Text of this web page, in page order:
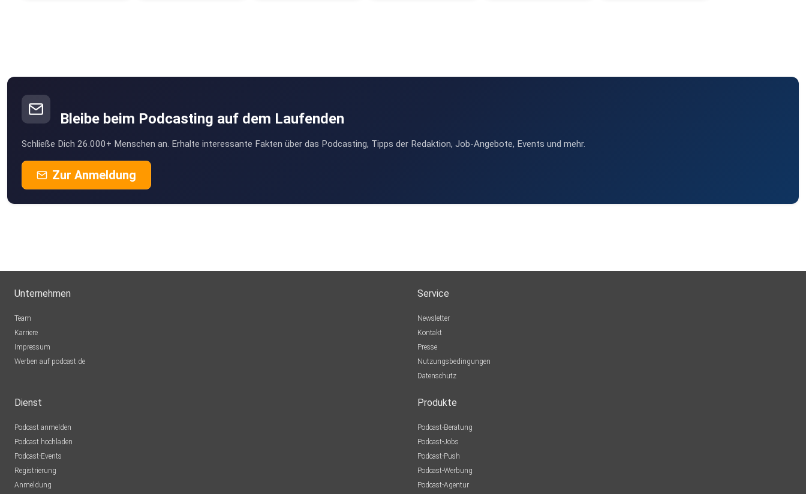
Bleibe beim Podcasting auf dem Laufenden
Schließe Dich 26.000+ Menschen an. Erhalte interessante Fakten über das Podcasting, Tipps der Redaktion, Job-Angebote, Events und mehr.
Zur Anmeldung
Unternehmen
Team
Karriere
Impressum
Werben auf podcast.de
Service
Newsletter
Kontakt
Presse
Nutzungsbedingungen
Datenschutz
Dienst
Podcast anmelden
Podcast hochladen
Podcast-Events
Registrierung
Anmeldung
Produkte
Podcast-Beratung
Podcast-Jobs
Podcast-Push
Podcast-Werbung
Podcast-Agentur